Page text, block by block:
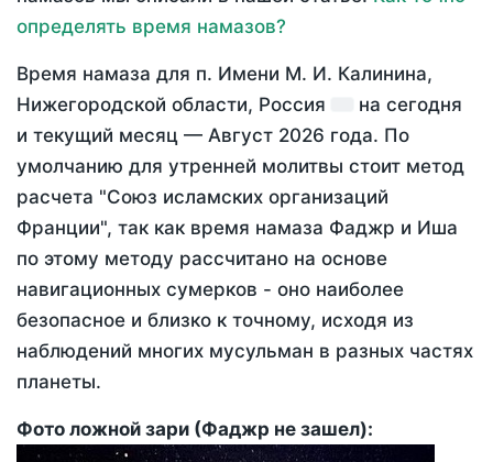
определять время намазов?
Время намаза для п. Имени М. И. Калинина,
Нижегородской области, Россия
на сегодня
и текущий месяц — Август 2026 года. По
умолчанию для утренней молитвы стоит метод
расчета "Союз исламских организаций
Франции", так как время намаза Фаджр и Иша
по этому методу рассчитано на основе
навигационных сумерков - оно наиболее
безопасное и близко к точному, исходя из
наблюдений многих мусульман в разных частях
планеты.
Фото ложной зари (Фаджр не зашел):